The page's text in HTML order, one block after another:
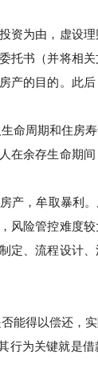
资为由，虚设
托书（并将相
产的目的。此
命周期和住房
在余存生命期
产，牟取暴利
险管控难度
定、流程设计
能得以偿还，
行为关键就是